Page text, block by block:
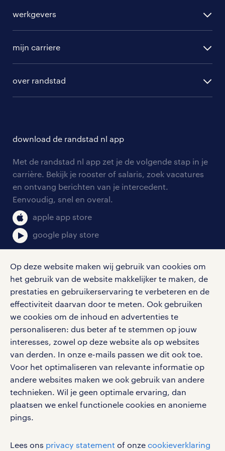
Op deze website maken wij gebruik van cookies om
het gebruik van de website makkelijker te maken, de
prestaties en gebruikerservaring te verbeteren en de
effectiviteit daarvan door te meten. Ook gebruiken
we cookies om de inhoud en advertenties te
personaliseren: dus beter af te stemmen op jouw
interesses, zowel op deze website als op websites
van derden. In onze e-mails passen we dit ook toe.
Voor het optimaliseren van relevante informatie op
andere websites maken we ook gebruik van andere
technieken. Wil je geen optimale ervaring, dan
plaatsen we enkel functionele cookies en anonieme
pings.
Lees ons privacy statement of onze cookieverklaring
hiervoor contact op met de
dichtstbijzijnde vestiging: ons
uitzendbureau in Amersfoort
overzicht voor je gemaakt met onze
topwerkgevers:
KPN vacatures
Arla vacatures
grote branches in en rondom amersfoort
Er zijn in de regio Amersfoort vijf
branches met veel werkgelegenheid. Zo
heb je:
vacatures voor logistiek in
Amersfoort
vacatures voor klantenservice in
Amersfoort
randstad professional
werkgevers
hr-diensten
tarieven
personeel gezocht
aanmelden nieuwsbrief
mijn carriere
solliciteren
blogs en artikelen
salarischecker
bruto-netto calculator
over randstad
onze vestigingen
pers
download de randstad nl app
Met de randstad nl app zet je de volgende stap in je
carrière. Bekijk je rooster of salaris, zoek vacatures
en ontvang berichten van je intercedent.
Eenvoudig, snel en overal.
apple app store
google play store
social media
Volg ons voor de leukste content omtrent
vacatures, solliciteren en inspiratie.
werken bij randstad
gebruikersvoorwaarden
privacystatement
cookies